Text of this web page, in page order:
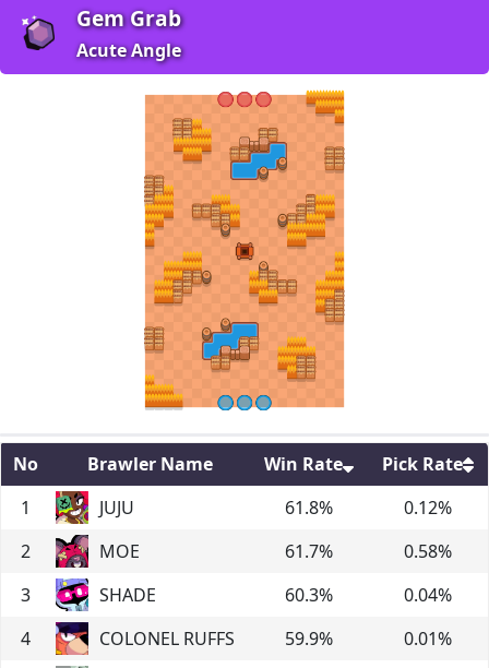
Gem Grab
Acute Angle
No Brawler Name Win Rate
Pick Rate
1
JUJU 61.8% 0.12%
2
MOE 61.7% 0.58%
3
SHADE 60.3% 0.04%
4
COLONEL RUFFS 59.9% 0.01%